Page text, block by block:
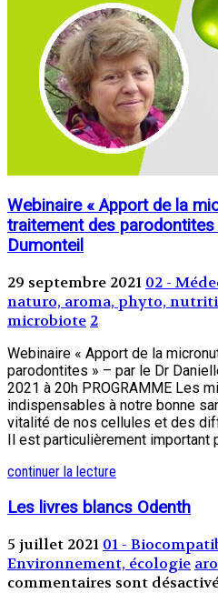
Webinaire « Apport de la
traitement des parodontites
Dumonteil
29 septembre 2021 02 -
naturo, aroma, phyto,
microbiote 2
Webinaire « Apport de la
parodontites » – par le Dr
2021 à 20h PROGRAMME Les
indispensables à notre bonne
vitalité de nos cellules et des
Il est particulièrement important
continuer la lecture
Les livres blancs Odenth
5 juillet 2021 01 -
Environnement, écologie
commentaires sont